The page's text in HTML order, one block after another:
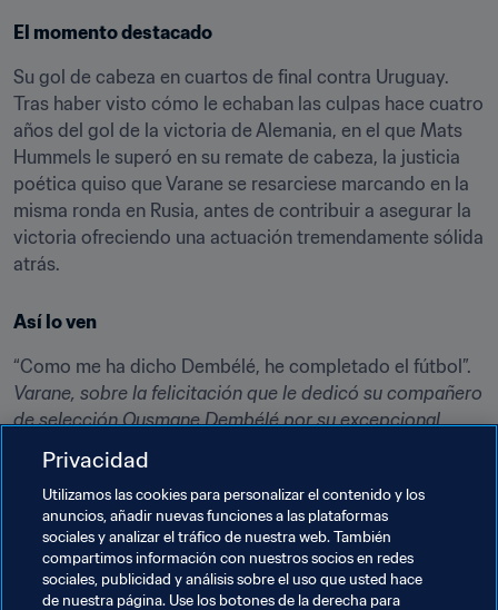
El momento destacado
Su gol de cabeza en cuartos de final contra Uruguay.
Tras haber visto cómo le echaban las culpas hace cuatro
años del gol de la victoria de Alemania, en el que Mats
Hummels le superó en su remate de cabeza, la justicia
poética quiso que Varane se resarciese marcando en la
misma ronda en Rusia, antes de contribuir a asegurar la
victoria ofreciendo una actuación tremendamente sólida
atrás.
Así lo ven
Varane, sobre la felicitación que le dedicó su compañero
de selección Ousmane Dembélé por su excepcional
temporada
La cifra
Varane se convirtió en apenas el 11º jugador que gana el
Mundial y la Liga de Campeones de la UEFA en la misma
temporada. Siete de esos jugadores fueron alemanes
Privacidad
Utilizamos las cookies para personalizar el contenido y los
anuncios, añadir nuevas funciones a las plataformas
sociales y analizar el tráfico de nuestra web. También
compartimos información con nuestros socios en redes
sociales, publicidad y análisis sobre el uso que usted hace
de nuestra página. Use los botones de la derecha para